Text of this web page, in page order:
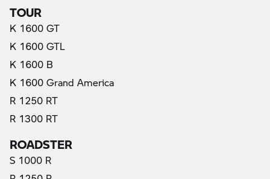
TOUR
K 1600 GT
K 1600 GTL
K 1600 B
K 1600 Grand America
R 1250 RT
R 1300 RT
ROADSTER
S 1000 R